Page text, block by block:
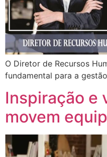
O Diretor de Recursos
fundamental para a
Inspiração e
movem